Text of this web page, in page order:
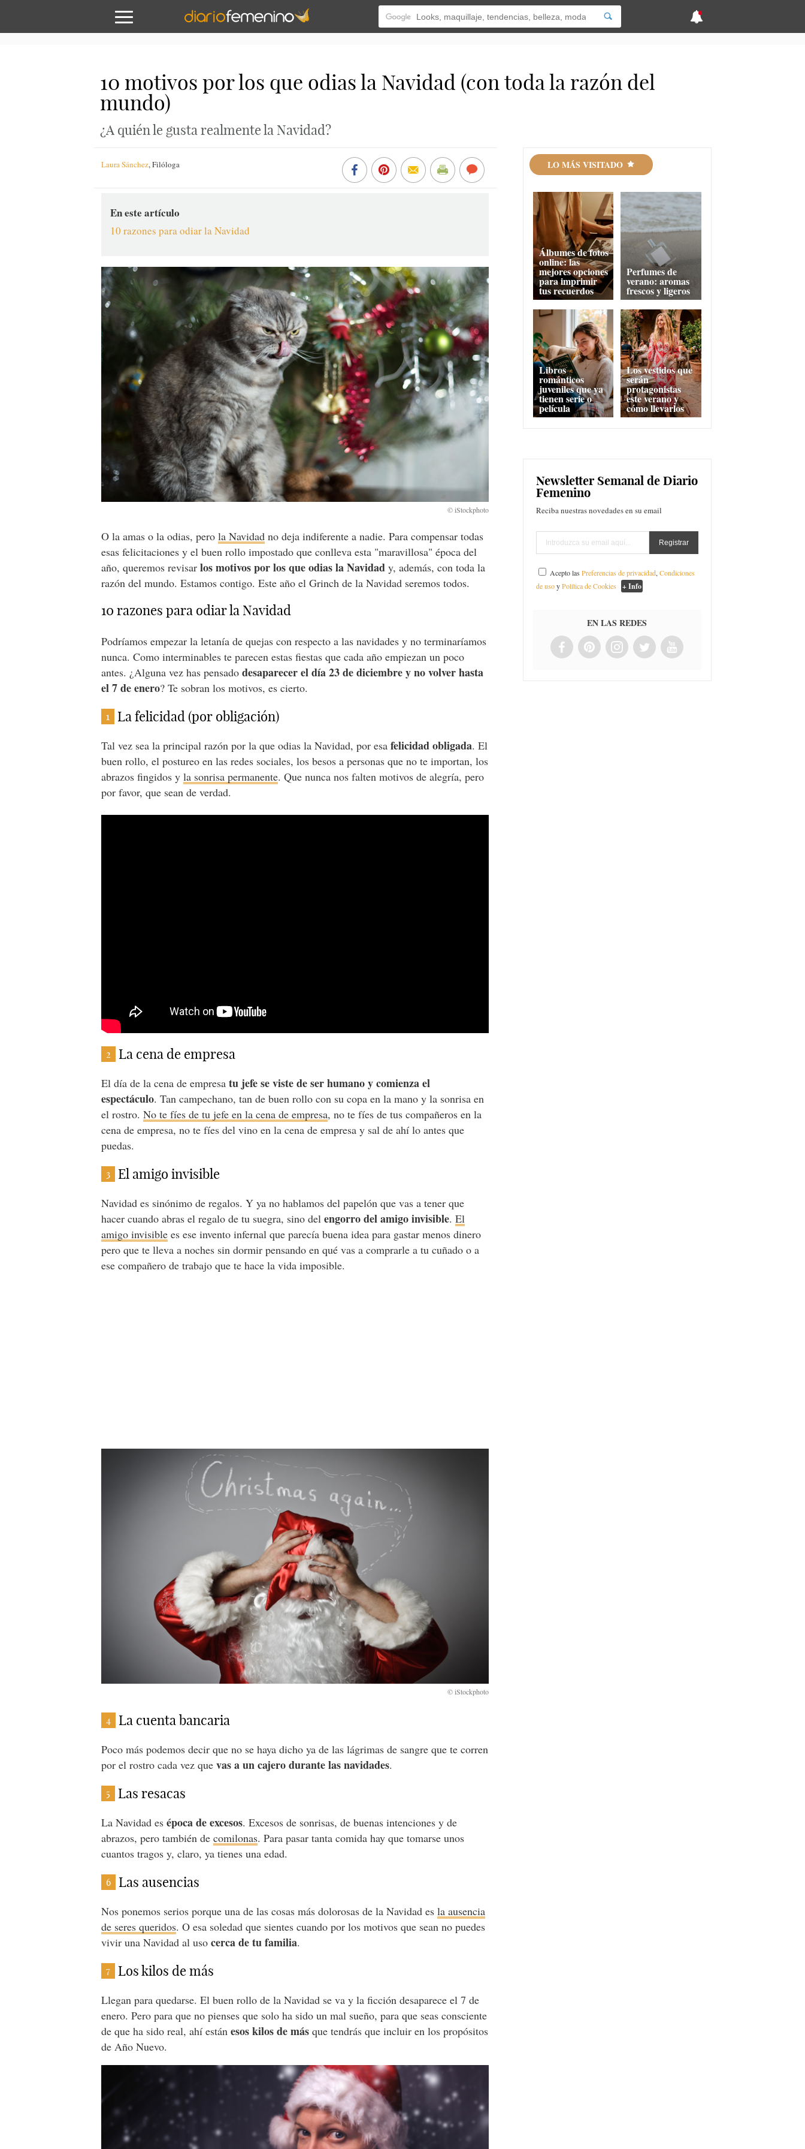
10 motivos por los que odias la Navidad (con toda la razón del
mundo)
¿A quién le gusta realmente la Navidad?
Laura Sánchez,Filóloga
En este artículo
10 razones para odiar la Navidad
O la amas o la odias, perola Navidad no deja indiferente a nadie. Para compensar todas
esas felicitaciones y el buen rollo impostado que conlleva esta "maravillosa" época del
año, queremos revisarlos motivos por los que odias la Navidad y, además, con toda la
razón del mundo. Estamos contigo. Este año el Grinch de la Navidad seremos todos.
10 razones para odiar la Navidad
Podríamos empezar la letanía de quejas con respecto a las navidades y no terminaríamos
nunca. Como interminables te parecen estas fiestas que cada año empiezan un poco
antes. ¿Alguna vez has pensadodesaparecer el día 23 de diciembre y no volver hasta
el 7 de enero? Te sobran los motivos, es cierto.
1 La felicidad (por obligación)
Tal vez sea la principal razón por la que odias la Navidad, por esafelicidad obligada. El
buen rollo, el postureo en las redes sociales, los besos a personas que no te importan, los
abrazos fingidos yla sonrisa permanente. Que nunca nos falten motivos de alegría, pero
por favor, que sean de verdad.
2 La cena de empresa
El día de la cena de empresatu jefe se viste de ser humano y comienza el
espectáculo. Tan campechano, tan de buen rollo con su copa en la mano y la sonrisa en
el rostro.No te fíes de tu jefe en la cena de empresa, no te fíes de tus compañeros en la
cena de empresa, no te fíes del vino en la cena de empresa y sal de ahí lo antes que
puedas.
3 El amigo invisible
Navidad es sinónimo de regalos. Y ya no hablamos del papelón que vas a tener que
hacer cuando abras el regalo de tu suegra, sino delengorro del amigo invisible.El
amigo invisible es ese invento infernal que parecía buena idea para gastar menos dinero
pero que te lleva a noches sin dormir pensando en qué vas a comprarle a tu cuñado o a
ese compañero de trabajo que te hace la vida imposible.
4 La cuenta bancaria
Poco más podemos decir que no se haya dicho ya de las lágrimas de sangre que te corren
por el rostro cada vez quevas a un cajero durante las navidades.
5 Las resacas
La Navidad esépoca de excesos. Excesos de sonrisas, de buenas intenciones y de
abrazos, pero también decomilonas. Para pasar tanta comida hay que tomarse unos
cuantos tragos y, claro, ya tienes una edad.
6 Las ausencias
Nos ponemos serios porque una de las cosas más dolorosas de la Navidad esla ausencia
de seres queridos. O esa soledad que sientes cuando por los motivos que sean no puedes
vivir una Navidad al usocerca de tu familia.
7 Los kilos de más
Llegan para quedarse. El buen rollo de la Navidad se va y la ficción desaparece el 7 de
enero. Pero para que no pienses que solo ha sido un mal sueño, para que seas consciente
de que ha sido real, ahí estánesos kilos de más que tendrás que incluir en los propósitos
de Año Nuevo.
LO MÁS VISITADO
Álbumes de fotos
online: las
mejores opciones
para imprimir
tus recuerdos
Perfumes de
verano: aromas
frescos y ligeros
Libros
románticos
juveniles que ya
tienen serie o
película
Los vestidos que
serán
protagonistas
este verano y
cómo llevarlos
Newsletter Semanal de Diario
Femenino
Reciba nuestras novedades en su email
Acepto lasPreferencias de privacidad,Condiciones
de usoyPolítica de Cookies + Info
EN LAS REDES